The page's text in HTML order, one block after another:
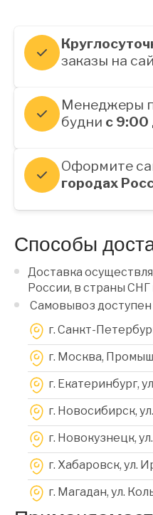
заказы на
Менеджеры
будни с 9:00
Оформите
городах
Способы
Доставка
России, в страны СНГ
Самовывоз доступен
г. Санкт-
г. Москва,
г. Екатеринбург,
г. Новосибирск,
г. Новокузнецк,
г. Хабаровск, ул.
г. Магадан, ул.